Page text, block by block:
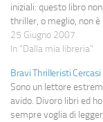
iniziali: questo libro
thriller, o meglio, non è
thiller "classico"; chi si
aspettasse di trovare lo
uccido" e, in misura
"Niente di vero
25 Giugno 2007
In "Dalla mia libreria"
Bravi Thrilleristi Cercasi
Sono un lettore
avido. Divoro libri ed ho
sempre voglia di